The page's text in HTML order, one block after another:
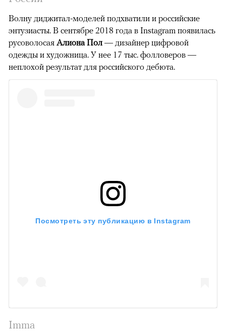
Волну диджитал-моделей подхватили и российские
энтузиасты. В сентябре 2018 года в Instagram появилась
русоволосая Алиона Пол — дизайнер цифровой
одежды и художница. У нее 17 тыс. фолловеров —
неплохой результат для российского дебюта.
Посмотреть эту публикацию в Instagram
Imma